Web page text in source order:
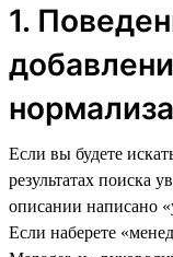
1.
Если вы будете
результатах поиска
описании написано
Если наберете